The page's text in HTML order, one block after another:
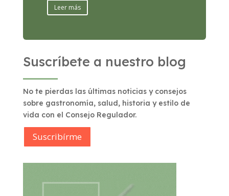
Leer más
Suscríbete a nuestro blog
No te pierdas las últimas noticias y consejos
sobre gastronomía, salud, historia y estilo de
vida con el Consejo Regulador.
Suscribírme